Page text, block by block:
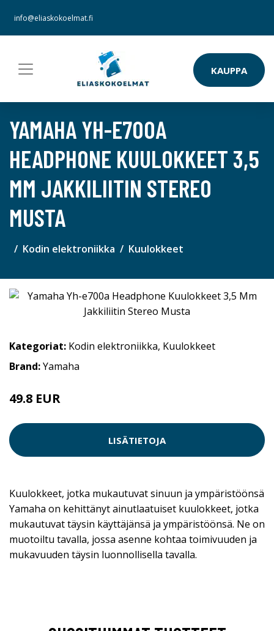
info@eliaskokoelmat.fi
KAUPPA
YAMAHA YH-E700A
HEADPHONE KUULOKKEET 3,5
MM JAKKILIITIN STEREO
MUSTA
Kodin elektroniikka Kuulokkeet
Kategoriat: Kodin elektroniikka, Kuulokkeet
Brand:Yamaha
49.8 EUR
LISÄTIETOJA
Kuulokkeet, jotka mukautuvat sinuun ja ympäristöönsä
Yamaha on kehittänyt ainutlaatuiset kuulokkeet, jotka
mukautuvat täysin käyttäjänsä ja ympäristöönsä. Ne on
muotoiltu tavalla, jossa asenne kohtaa toimivuuden ja
mukavuuden täysin luonnollisella tavalla.